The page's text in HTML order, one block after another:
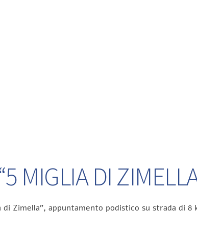
MIGLIA DI
Zimella”, appuntamento podistico su strada di